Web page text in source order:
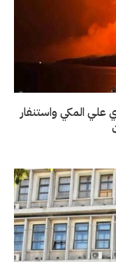
علي المكي واستنفار